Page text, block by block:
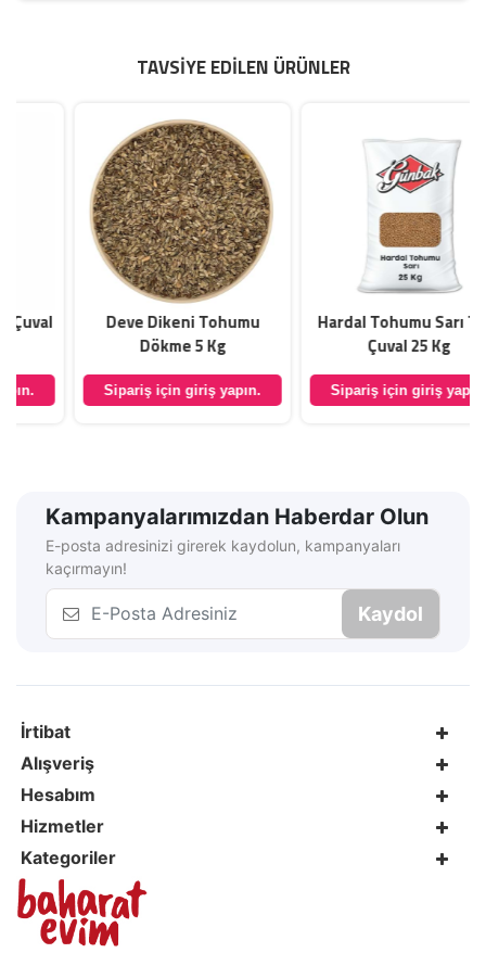
TAVSIYE EDILEN ÜRÜNLER
Deve Dikeni Tohumu
Dökme 5 Kg
Sipariş için giriş yapın.
Hardal Tohumu Sarı Tatlı
Çuval 25 Kg
Sipariş için giriş yapın.
Kampanyalarımızdan Haberdar Olun
E-posta adresinizi girerek kaydolun, kampanyaları
kaçırmayın!
Kaydol
İrtibat
Alışveriş
Hesabım
Hizmetler
Kategoriler